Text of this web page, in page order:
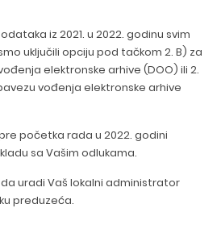
iz 2021. u 2022. godinu svim
uključili opciju pod tačkom 2. B) za
elektronske arhive (DOO) ili 2.
vođenja elektronske arhive
početka rada u 2022. godini
sa Vašim odlukama.
uradi Vaš lokalni administrator
preduzeća.